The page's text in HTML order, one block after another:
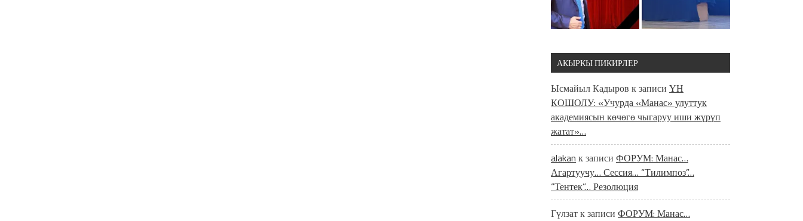
АКЫРКЫ ПИКИРЛЕР
Ысмайыл Кадыров к записи ҮН
КОШОЛУ: «Учурда «Манас» улуттук
академиясын көчөгө чыгаруу иши жүрүп
жатат»…
alakan к записи ФОРУМ: Манас…
Агартуучу… Сессия… “Тилимпоз”…
“Тентек”… Резолюция
Гүлзатк записи ФОРУМ: Манас…